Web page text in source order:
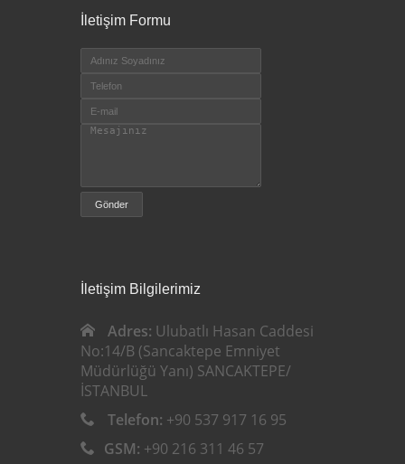
İletişim Formu
İletişim Bilgilerimiz
Adres: Ulubatlı Hasan Caddesi
No:14/B (Sancaktepe Emniyet
Müdürlüğü Yanı) SANCAKTEPE/
İSTANBUL
Telefon: +90 537 917 16 95
GSM: +90 216 311 46 57